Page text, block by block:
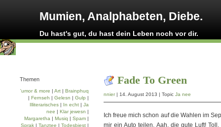
Mumien, Analphabeten, Diebe.
Du hast's gut, du hast dein Leben noch vor dir.
Fade To Green
nnier| 14. August 2013 | Topic Ja nee
Ich freue mich schon auf die Wahlen im
mir ein Auto teilen. Aah, die gute Luft!
Themen
'umor & more | Art | Brainphuq
| Fernseh | Gelesn | Gulp |
Illiterarisches | In echt | Ja
nee | Klar jewesn |
Margaretha | Musiq | Spam |
Sprak | Tanztee | Todesbiest |